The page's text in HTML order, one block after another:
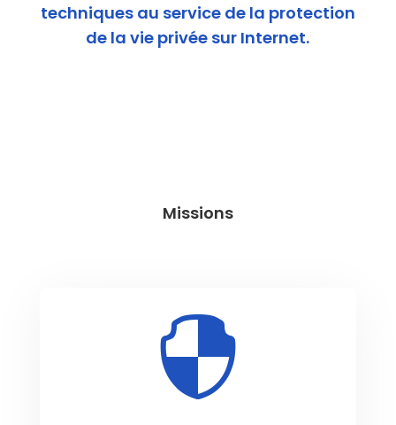
techniques au service de la protection
de la vie privée sur Internet.
Missions
